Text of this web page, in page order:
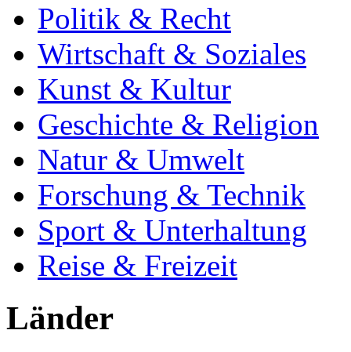
Politik & Recht
Wirtschaft & Soziales
Kunst & Kultur
Geschichte & Religion
Natur & Umwelt
Forschung & Technik
Sport & Unterhaltung
Reise & Freizeit
Länder